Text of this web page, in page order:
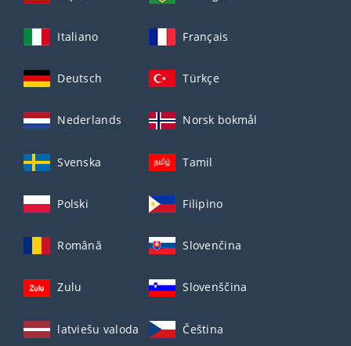
Italiano Français
Deutsch Türkçe
Nederlands Norsk bokmål
Svenska Tamil
Polski Filipino
Română Slovenčina
Zulu Slovenščina
latviešu valoda Čeština